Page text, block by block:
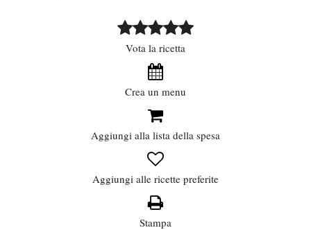
Vota la ricetta
Crea un menu
Aggiungi alla lista della spesa
Aggiungi alle ricette preferite
Stampa